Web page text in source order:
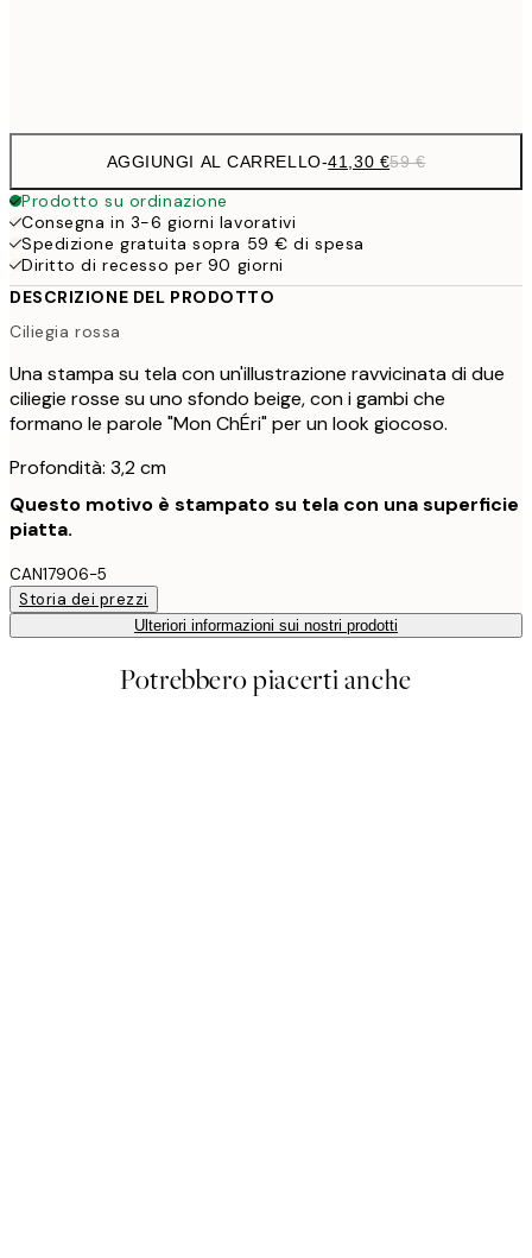
AGGIUNGI AL CARRELLO-41,30 €59 €
Prodotto su ordinazione
Consegna in 3-6 giorni lavorativi
Spedizione gratuita sopra 59 € di spesa
Diritto di recesso per 90 giorni
DESCRIZIONE DEL PRODOTTO
Ciliegia rossa
Una stampa su tela con un'illustrazione ravvicinata di due
ciliegie rosse su uno sfondo beige, con i gambi che
formano le parole "Mon ChÉri" per un look giocoso.
Profondità: 3,2 cm
Questo motivo è stampato su tela con una superficie
piatta.
CAN17906-5
Storia dei prezzi
Ulteriori informazioni sui nostri prodotti
Potrebbero piacerti anche